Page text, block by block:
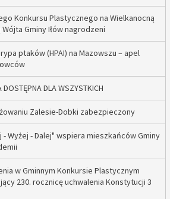
Konkursu Plastycznego na Wielkanocną
Gminy Iłów nagrodzeni
ptaków (HPAI) na Mazowszu – apel
DLA WSZYSTKICH
Zalesie-Dobki zabezpieczony
- Wyżej - Dalej" wspiera mieszkańców Gminy
w Gminnym Konkursie Plastycznym
230. rocznicę uchwalenia Konstytucji 3